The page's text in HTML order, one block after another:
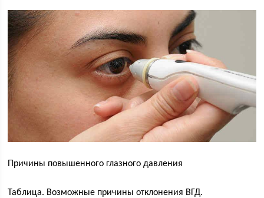
Причины повышенного глазного давления
Таблица. Возможные причины отклонения ВГД.